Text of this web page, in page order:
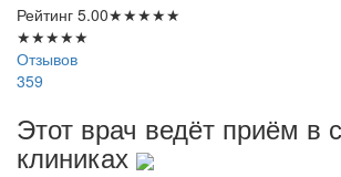
Рейтинг 5.00★★★★★
★★★★★
Отзывов
359
Этот врач ведёт приём в
клиниках